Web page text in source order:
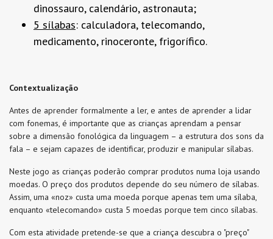
dinossauro, calendário, astronauta;
5 sílabas: calculadora, telecomando,
medicamento, rinoceronte, frigorífico.
Contextualização
Antes de aprender formalmente a ler, e antes de aprender a lidar
com fonemas, é importante que as crianças aprendam a pensar
sobre a dimensão fonológica da linguagem – a estrutura dos sons da
fala – e sejam capazes de identificar, produzir e manipular sílabas.
Neste jogo as crianças poderão comprar produtos numa loja usando
moedas. O preço dos produtos depende do seu número de sílabas.
Assim, uma «noz» custa uma moeda porque apenas tem uma sílaba,
enquanto «telecomando» custa 5 moedas porque tem cinco sílabas.
Com esta atividade pretende-se que a criança descubra o "preço"